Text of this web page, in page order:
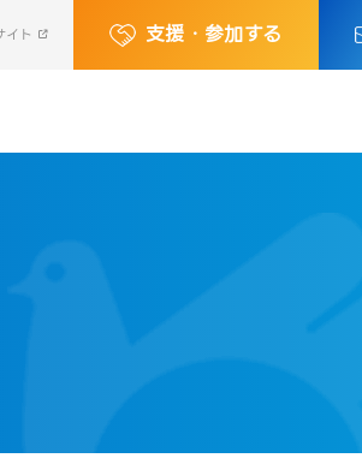
ト 支援・参加する